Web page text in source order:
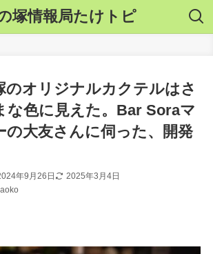
塚情報局たけトピ
のオリジナルカクテルはさ
な色に見えた。Bar Soraマ
の大友さんに伺った、開発
年9月26日
2025年3月4日